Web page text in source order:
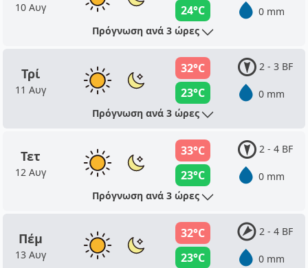
10 Αυγ
24°C
0 mm
Πρόγνωση ανά 3 ώρες
Τρί
11 Αυγ
32°C
23°C
2 - 3 BF
0 mm
Πρόγνωση ανά 3 ώρες
Τετ
12 Αυγ
33°C
23°C
2 - 4 BF
0 mm
Πρόγνωση ανά 3 ώρες
Πέμ
13 Αυγ
32°C
23°C
2 - 4 BF
0 mm